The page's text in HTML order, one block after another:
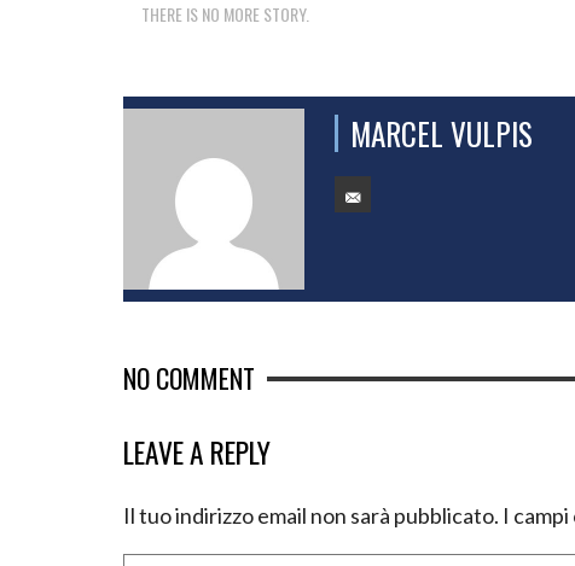
THERE IS NO MORE STORY.
MARCEL VULPIS
NO COMMENT
LEAVE A REPLY
Il tuo indirizzo email non sarà pubblicato. I